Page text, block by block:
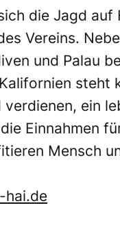
die Jagd auf
Vereins.
und Palau
steht
ein
Einnahmen
Mensch
hai.de